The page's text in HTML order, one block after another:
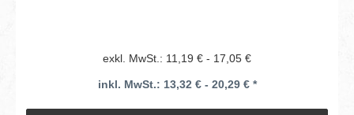
exkl. MwSt.: 11,19 € - 17,05 €
inkl. MwSt.: 13,32 € - 20,29 € *